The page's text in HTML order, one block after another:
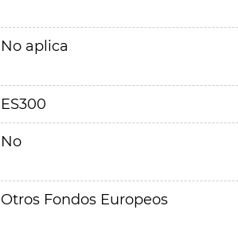
No aplica
ES300
No
Otros Fondos Europeos